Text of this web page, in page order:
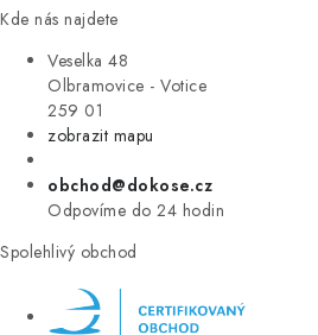
Kde nás najdete
Veselka 48
Olbramovice - Votice
259 01
zobrazit mapu
obchod@dokose.cz
Odpovíme do 24 hodin
Spolehlivý obchod
ÚKLID
VÝPRODEJ
ZNAČKY
Úvod Kontakt Blog
Moje objednávka